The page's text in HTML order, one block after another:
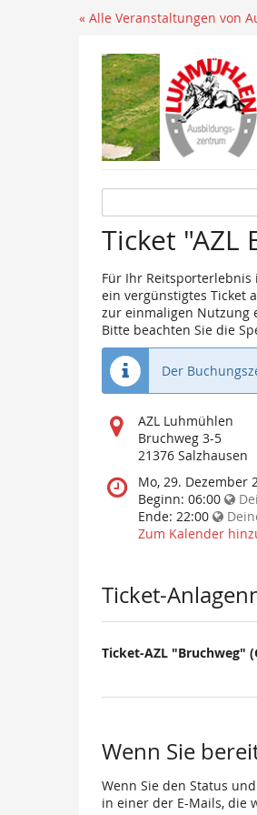
« Alle Veranstaltungen von
Ticket "AZL
Für Ihr
ein vergünstigtes Ticket
zur einmaligen Nutzung
Bitte beachten Sie die
Der
Wo
findet
diese
statt?
AZL Luhmühlen
Bruchweg 3-5
21376 Salzhausen
Wann
findet
diese
Veranstaltung
Mo, 29. Dezember
Beginn: 06:00
Ende: 22:00
Zum Kalender
Ticket-
Ticket-AZL "Bruchweg"
Wenn Sie
Wenn Sie den Status
in einer der E-Mails, die